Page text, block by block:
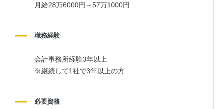
月給28万6000円～57万1000円
職務経験
会計事務所経験3年以上
※継続して1社で3年以上の方
必要資格